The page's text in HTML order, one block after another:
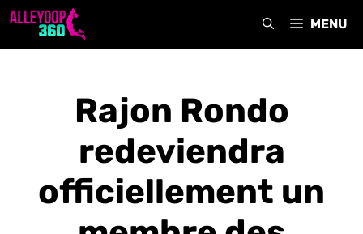
Aller
MENU
Rajon Rondo
redeviendra
officiellement un